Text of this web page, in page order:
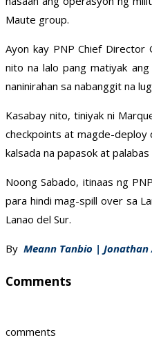
Maute group.
Ayon kay PNP Chief Director
nito na lalo pang matiyak
naninirahan sa nabanggit na
Kasabay nito, tiniyak ni
checkpoints at magde-deploy
kalsada na papasok at palabas
Noong Sabado, itinaas ng
para hindi mag-spill over sa
Lanao del Sur.
By Meann Tanbio | Jonathan
Comments
comments